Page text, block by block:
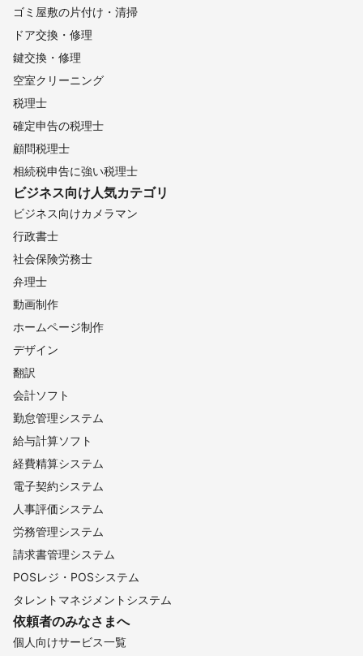
ゴミ屋敷の片付け・清掃
ドア交換・修理
鍵交換・修理
空室クリーニング
税理士
確定申告の税理士
顧問税理士
相続税申告に強い税理士
ビジネス向け人気カテゴリ
ビジネス向けカメラマン
行政書士
社会保険労務士
弁理士
動画制作
ホームページ制作
デザイン
翻訳
会計ソフト
勤怠管理システム
給与計算ソフト
経費精算システム
電子契約システム
人事評価システム
労務管理システム
請求書管理システム
POSレジ・POSシステム
タレントマネジメントシステム
依頼者のみなさまへ
個人向けサービス一覧